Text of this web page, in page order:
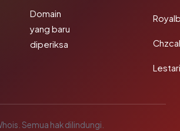
Domain
yang baru
diperiksa
Semua hak dilindungi.